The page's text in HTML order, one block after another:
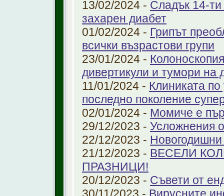
13/02/2024 - Сладък 14-
захарен диабет
01/02/2024 - Грипът
всички възрастови групи
23/01/2024 -
дивертикули и тумори на
11/01/2024 - Клиниката
последно поколение
02/01/2024 - Момиче е
29/12/2023 - Усложнения
22/12/2023 -
21/12/2023 - ВЕСЕЛИ
ПРАЗНИЦИ!
20/12/2023 - Съвети от